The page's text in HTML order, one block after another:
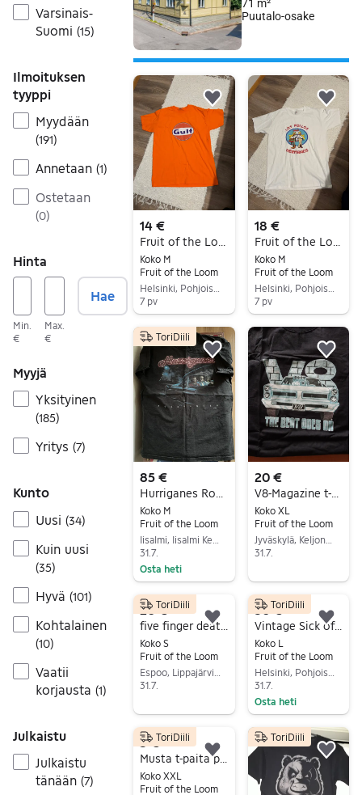
Varsinais-
Suomi (15)
Ilmoituksen
tyyppi
Myydään
(191)
Annetaan (1)
Ostetaan
(0)
Hinta
Min.
€
Max.
€
Hae
Myyjä
Yksityinen
(185)
Yritys (7)
Kunto
Uusi (34)
Kuin uusi
(35)
Hyvä (101)
Kohtalainen
(10)
Vaatii
korjausta (1)
Julkaistu
Julkaistu
tänään (7)
14 €
Koko M
Fruit of the Loom
7 pv
Lisää suosikiksi.
18 €
Koko M
Fruit of the Loom
7 pv
85 €
Koko M
Fruit of the Loom
31.7.
Osta heti
ToriDiili
Lisää suosikiksi.
20 €
V8-Magazine t-paita
Koko XL
Fruit of the Loom
Jyväskylä, Keljonkangas, Keski-Suomi
31.7.
20 €
Koko S
Fruit of the Loom
31.7.
ToriDiili
Lisää suosikiksi.
30 €
Vintage Sick of It All -bändipaita
Koko L
Fruit of the Loom
31.7.
Osta heti
ToriDiili
5 €
Koko XXL
Fruit of the Loom
ToriDiili
Lisää suosikiksi.
ToriDiili